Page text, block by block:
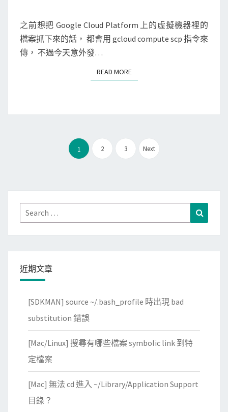
案
用
W
S
提
供
上
下
案
N
T
S
之前想把 Google Cloud Platform 上的虛擬機器裡的
檔案抓下來的話， 都會用 gcloud compute scp 指令來
傳， 不過今天意外發…
READ MOREREAD MORE
文
章
1 2 3 Next
Search
for:
近期文章
[SDKMAN] source ~/.bash_profile 時出現 bad
substitution 錯誤
[Mac/Linux] 搜尋有哪些檔案 symbolic link 到特
定檔案
[Mac] 無法 cd 進入 ~/Library/Application Support
目錄？